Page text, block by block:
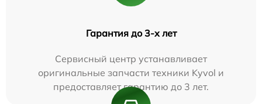
Гарантия до 3-х лет
Сервисный центр устанавливает
оригинальные запчасти техники Kyvol и
предоставляет гарантию до 3 лет.